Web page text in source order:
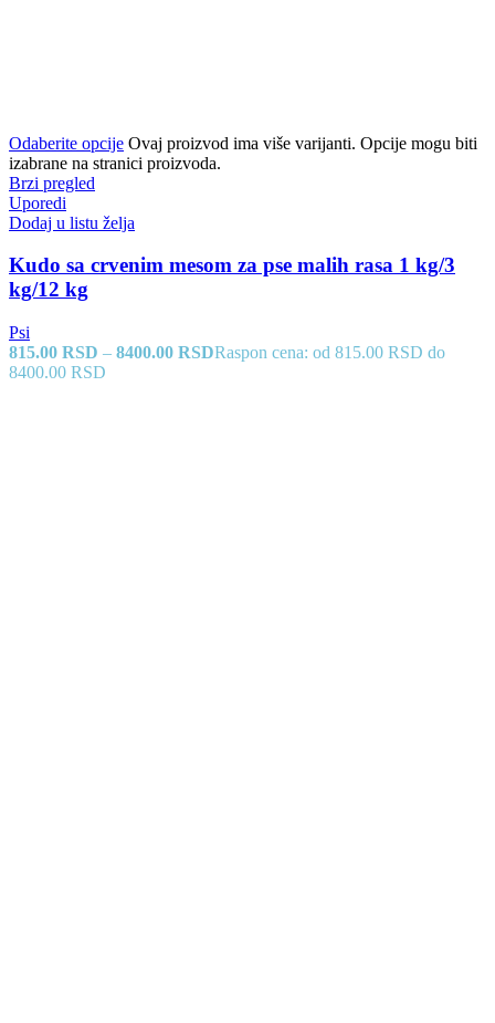
Odaberite opcije Ovaj proizvod ima više varijanti. Opcije mogu biti
izabrane na stranici proizvoda.
Brzi pregled
Uporedi
Dodaj u listu želja
Kudo sa crvenim mesom za pse malih rasa 1 kg/3
kg/12 kg
Psi
815.00 RSD – 8400.00 RSDRaspon cena: od 815.00 RSD do
8400.00 RSD